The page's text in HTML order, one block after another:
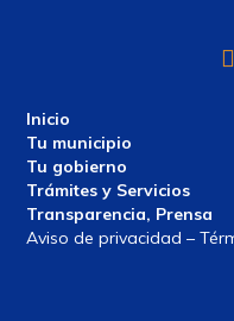
Inicio
Tu municipio
Tu gobierno
Trámites y Servicios
Transparencia, Prensa
Aviso de privacidad –